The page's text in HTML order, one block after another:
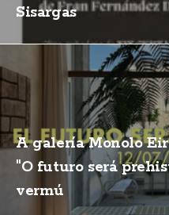
Sisargas
A galería Monolo
"O futuro será
vermú